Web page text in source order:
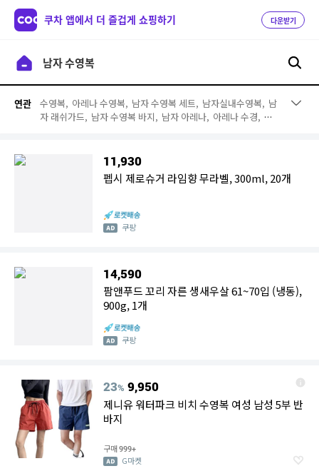
쿠차 앱에서 더 즐겁게 쇼핑하기 다운받기
연관 수영복, 아레나 수영복, 남자 수영복 세트, 남자실내수영복, 남
자 래쉬가드, 남자 수영복 바지, 남자 아레나, 아레나 수경, 아
남자 선수용수영복,
11,930
펩시 제로슈거 라임향 무라벨, 300ml, 20개
쿠팡
14,590
팜앤푸드 꼬리 자른 생새우살 61~70입 (냉동),
900g, 1개
쿠팡
23% 9,950
제니유 워터파크 비치 수영복 여성 남성 5부 반
바지
구매999+
G마켓